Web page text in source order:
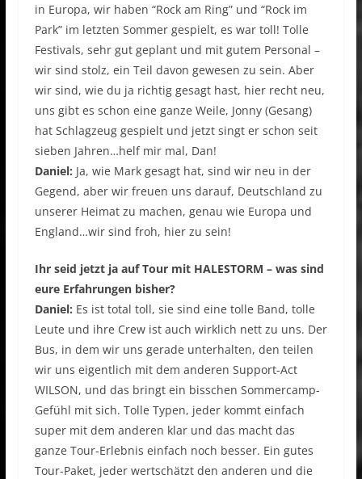
in Europa, wir haben “Rock am Ring” und “Rock im
Park” im letzten Sommer gespielt, es war toll! Tolle
Festivals, sehr gut geplant und mit gutem Personal –
wir sind stolz, ein Teil davon gewesen zu sein. Aber
wir sind, wie du ja richtig gesagt hast, hier recht neu,
uns gibt es schon eine ganze Weile, Jonny (Gesang)
hat Schlagzeug gespielt und jetzt singt er schon seit
sieben Jahren…helf mir mal, Dan!
Daniel: Ja, wie Mark gesagt hat, sind wir neu in der
Gegend, aber wir freuen uns darauf, Deutschland zu
unserer Heimat zu machen, genau wie Europa und
England…wir sind froh, hier zu sein!
Ihr seid jetzt ja auf Tour mit HALESTORM – was sind
eure Erfahrungen bisher?
Daniel: Es ist total toll, sie sind eine tolle Band, tolle
Leute und ihre Crew ist auch wirklich nett zu uns. Der
Bus, in dem wir uns gerade unterhalten, den teilen
wir uns eigentlich mit dem anderen Support-Act
WILSON, und das bringt ein bisschen Sommercamp-
Gefühl mit sich. Tolle Typen, jeder kommt einfach
super mit dem anderen klar und das macht das
ganze Tour-Erlebnis einfach noch besser. Ein gutes
Tour-Paket, jeder wertschätzt den anderen und die